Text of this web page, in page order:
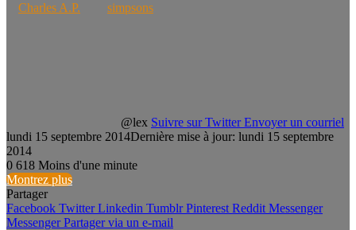
Charles A.P. simpsons
@lex Suivre sur Twitter Envoyer un courriel
lundi 15 septembre 2014Dernière mise à jour: lundi 15 septembre
2014
0 618 Moins d'une minute
Montrez plus
Partager
Facebook Twitter Linkedin Tumblr Pinterest Reddit Messenger
Messenger Partager via un e-mail